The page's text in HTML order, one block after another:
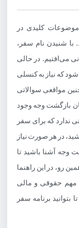
موضوعات کلیدی در
شنیدن نام سفر،
می‌افتیم. در حالی
که نیاز به کنسلی
مواقعی سوالاتی
بازگشت وجه وجود
ندارد که برای سفر
در هر صورت نیاز
وجه آشنا باشید تا
رو، در این راهنما
مهم حقوقی و مالی
بتوانید برنامه سفر